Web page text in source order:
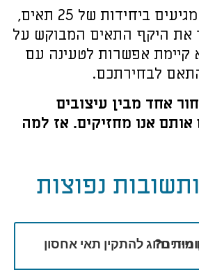
אותם תאי אחסון מגיעים ביחידות של 25 תאים,
את היקף התאים המבוקש על
קיימת אפשרות לטעינה עם
אחד מבין עיצובים
אותם אנו מחזיקים. אז למה
נפוצות
לטלפונים ניידים?